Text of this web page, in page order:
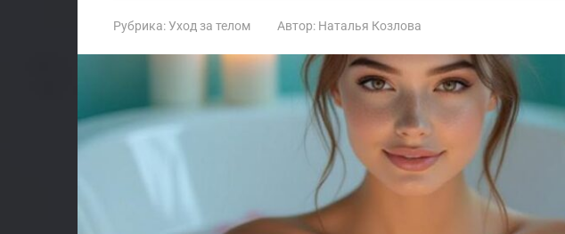
Рубрика:Уход за телом Автор: Наталья Козлова